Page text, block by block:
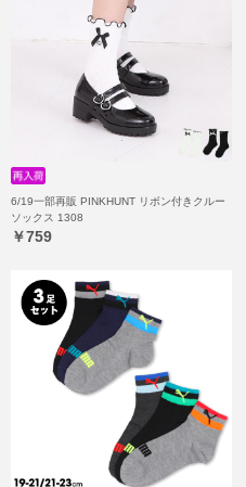
6/19一部再販 PINKHUNT リボン付きクルー
ソックス 1308
￥759